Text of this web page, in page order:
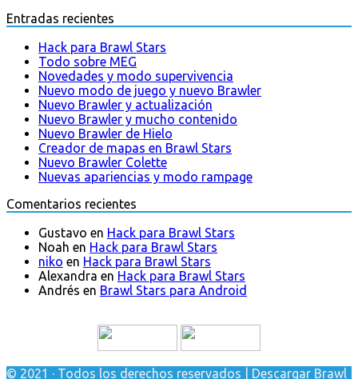
Entradas recientes
Hack para Brawl Stars
Todo sobre MEG
Novedades y modo supervivencia
Nuevo modo de juego y nuevo Brawler
Nuevo Brawler y actualización
Nuevo Brawler y mucho contenido
Nuevo Brawler de Hielo
Creador de mapas en Brawl Stars
Nuevo Brawler Colette
Nuevas apariencias y modo rampage
Comentarios recientes
Gustavo en Hack para Brawl Stars
Noah en Hack para Brawl Stars
niko en Hack para Brawl Stars
Alexandra en Hack para Brawl Stars
Andrés en Brawl Stars para Android
© 2021 · Todos los derechos reservados | Descargar Brawl